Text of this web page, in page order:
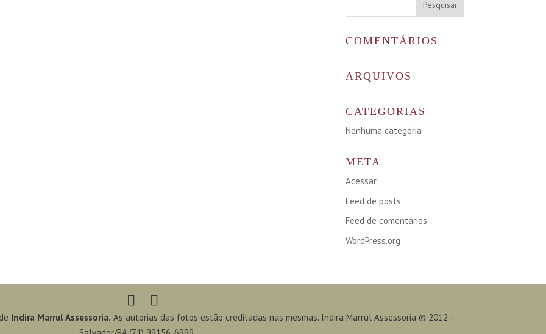
COMENTÁRIOS
ARQUIVOS
CATEGORIAS
Nenhuma categoria
META
Acessar
Feed de posts
Feed de comentários
WordPress.org
Indira Marrul Assessoria. As autorias das fotos estão creditadas nas mesmas. Indira Marrul Assessoria © 2012 -